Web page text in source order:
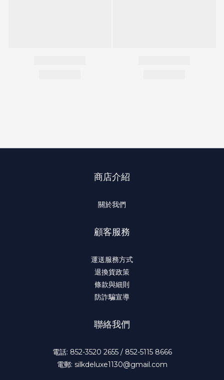
商店介紹
關於我們
顧客服務
運送服務方式
退換貨政策
條款與細則
防詐騙宣導
聯絡我們
電話: 852-3520 2655 / 852-5115 8666
電郵: silkdeluxe1130@gmail.com